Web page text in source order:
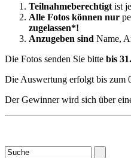
Teilnahmeberechtigt ist
Alle Fotos können nur
zugelassen*!
Anzugeben sind Name,
Die Fotos senden Sie bitte bis
Die Auswertung erfolgt bis zum
Der Gewinner wird sich über